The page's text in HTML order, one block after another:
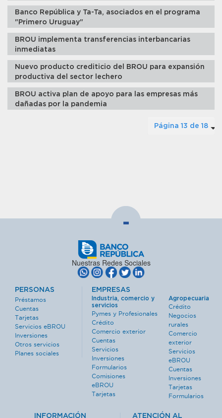
Banco República y Ta-Ta, asociados en el programa
"Primero Uruguay"
BROU implementa transferencias interbancarias
inmediatas
Nuevo producto crediticio del BROU para expansión
productiva del sector lechero
BROU activa plan de apoyo para las empresas más
dañadas por la pandemia
Página 13 de 18
-
Nuestras Redes Sociales
PERSONAS
Préstamos
Cuentas
Tarjetas
Servicios eBROU
Inversiones
Otros servicios
Planes sociales
EMPRESAS
Industria, comercio y
servicios
Pymes y Profesionales
Crédito
Comercio exterior
Cuentas
Servicios
Inversiones
Formularios
Comisiones
eBROU
Tarjetas
Agropecuaria
Crédito
Negocios
rurales
Comercio
exterior
Servicios
eBROU
Cuentas
Inversiones
Tarjetas
Formularios
INFORMACIÓN ATENCIÓN AL